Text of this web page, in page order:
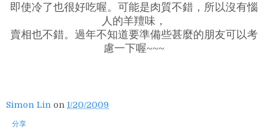
即使冷了也很好吃喔。可能是肉質不錯，所以沒有惱
人的羊羶味，
賣相也不錯。過年不知道要準備些甚麼的朋友可以考
慮一下喔~~~
Simon Lin on 1/20/2009
分享